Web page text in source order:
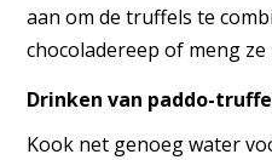
aan om de truffels te
chocoladereep of meng
Drinken van paddo-
Kook net genoeg water